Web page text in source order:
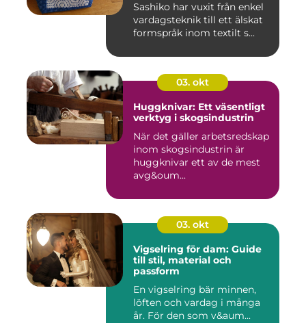
Sashiko har vuxit från enkel
vardagsteknik till ett älskat
formspråk inom textilt s...
03. okt
Huggknivar: Ett väsentligt
verktyg i skogsindustrin
När det gäller arbetsredskap
inom skogsindustrin är
huggknivar ett av de mest
avg&oum...
03. okt
Vigselring för dam: Guide
till stil, material och
passform
En vigselring bär minnen,
löften och vardag i många
år. För den som v&aum...